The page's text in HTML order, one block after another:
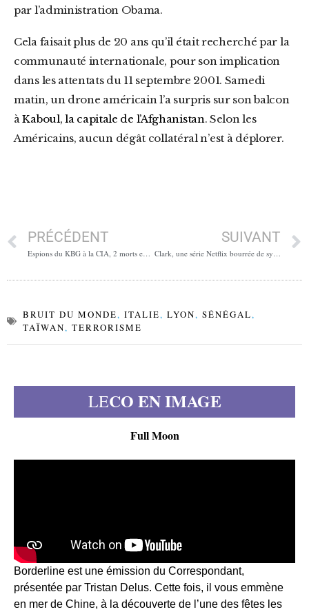
par l’administration Obama.
Cela faisait plus de 20 ans qu’il était recherché par la
communauté internationale, pour son implication
dans les attentats du 11 septembre 2001. Samedi
matin, un drone américain l’a surpris sur son balcon
àKaboul, la capitale de l’Afghanistan. Selon les
Américains, aucun dégât collatéral n’est à déplorer.
PRÉCÉDENT
Espions du KBG à la CIA, 2 morts en Afrique du sud, loi de finance rectificative
SUIVANT
Clark, une série Netflix bourrée de syndromes
BRUIT DU MONDE, ITALIE, LYON, SÉNÉGAL,
TAÏWAN, TERRORISME
LECO EN IMAGE
Full Moon
Borderline est une émission du Correspondant,
présentée par Tristan Delus. Cette fois, il vous emmène
en mer de Chine, à la découverte de l’une des fêtes les